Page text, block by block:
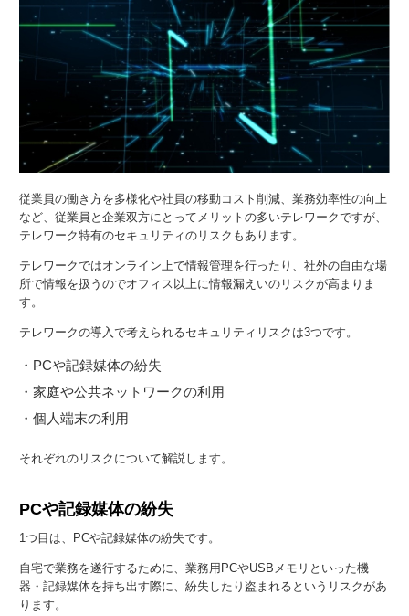
従業員の働き方を多様化や社員の移動コスト削減、業務効率性の向上
など、従業員と企業双方にとってメリットの多いテレワークですが、
テレワーク特有のセキュリティのリスクもあります。
テレワークではオンライン上で情報管理を行ったり、社外の自由な場
所で情報を扱うのでオフィス以上に情報漏えいのリスクが高まりま
す。
テレワークの導入で考えられるセキュリティリスクは3つです。
・PCや記録媒体の紛失
・家庭や公共ネットワークの利用
・個人端末の利用
それぞれのリスクについて解説します。
PCや記録媒体の紛失
1つ目は、PCや記録媒体の紛失です。
自宅で業務を遂行するために、業務用PCやUSBメモリといった機
器・記録媒体を持ち出す際に、紛失したり盗まれるというリスクがあ
ります。